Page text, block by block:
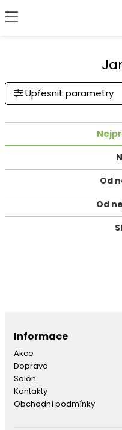
Upřesnit parametry
Od
Od
Informace
Akce
Doprava
Salón
Kontakty
Obchodní podmínky